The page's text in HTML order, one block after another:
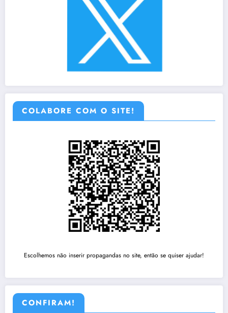
COLABORE COM O SITE!
Escolhemos não inserir propagandas no site, então se quiser ajudar!
CONFIRAM!